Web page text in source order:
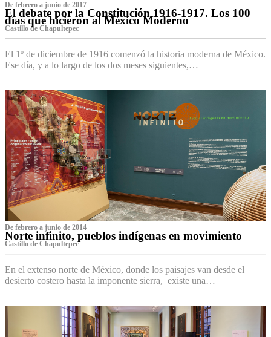
De febrero a junio de 2017
El debate por la Constitución 1916-1917. Los 100
días que hicieron al México Moderno
Castillo de Chapultepec
El 1º de diciembre de 1916 comenzó la historia moderna de México.
Ese día, y a lo largo de los dos meses siguientes,…
De febrero a junio de 2014
Norte infinito, pueblos indígenas en movimiento
Castillo de Chapultepec
En el extenso norte de México, donde los paisajes van desde el
desierto costero hasta la imponente sierra, existe una…